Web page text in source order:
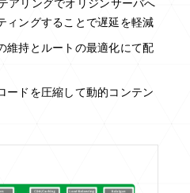
アリングでオリジンサーバへ
ィングすることで遅延を軽減
維持とルートの最適化にて配
ードを圧縮して動的コンテン